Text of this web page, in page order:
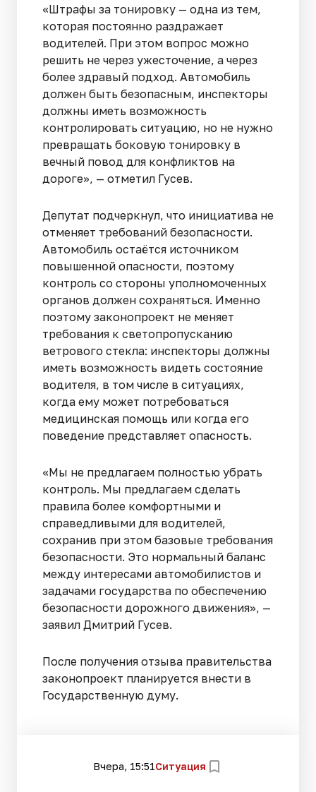
«Штрафы за тонировку — одна из тем,
которая постоянно раздражает
водителей. При этом вопрос можно
решить не через ужесточение, а через
более здравый подход. Автомобиль
должен быть безопасным, инспекторы
должны иметь возможность
контролировать ситуацию, но не нужно
превращать боковую тонировку в
вечный повод для конфликтов на
дороге», — отметил Гусев.
Депутат подчеркнул, что инициатива не
отменяет требований безопасности.
Автомобиль остаётся источником
повышенной опасности, поэтому
контроль со стороны уполномоченных
органов должен сохраняться. Именно
поэтому законопроект не меняет
требования к светопропусканию
ветрового стекла: инспекторы должны
иметь возможность видеть состояние
водителя, в том числе в ситуациях,
когда ему может потребоваться
медицинская помощь или когда его
поведение представляет опасность.
«Мы не предлагаем полностью убрать
контроль. Мы предлагаем сделать
правила более комфортными и
справедливыми для водителей,
сохранив при этом базовые требования
безопасности. Это нормальный баланс
между интересами автомобилистов и
задачами государства по обеспечению
безопасности дорожного движения», —
заявил Дмитрий Гусев.
После получения отзыва правительства
законопроект планируется внести в
Государственную думу.
Вчера, 15:51Ситуация